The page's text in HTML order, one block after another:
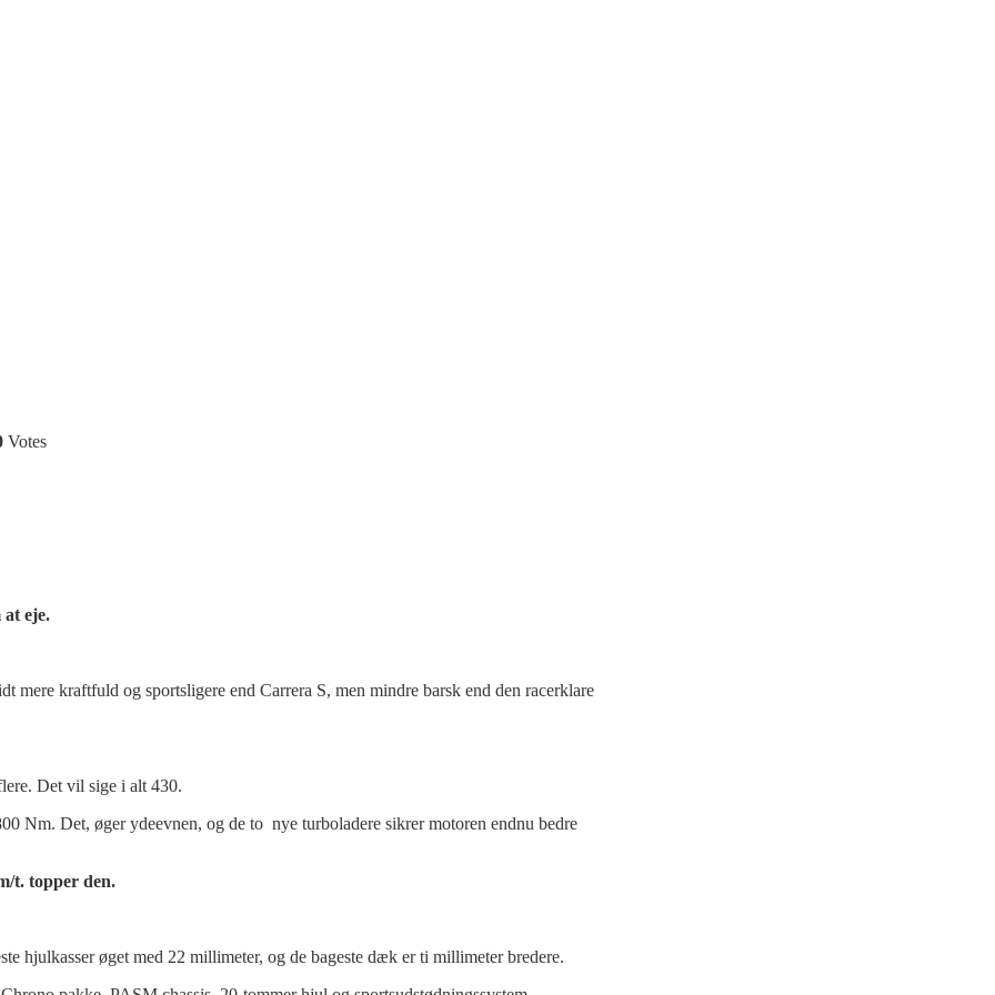
Votes
eje.
mere kraftfuld og sportsligere end Carrera S, men mindre barsk end den racerklare
Det vil sige i alt 430.
Nm. Det, øger ydeevnen, og de to nye turboladere sikrer motoren endnu bedre
t. topper den.
hjulkasser øget med 22 millimeter, og de bageste dæk er ti millimeter bredere.